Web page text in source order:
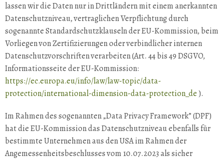
lassen wir die Daten nur in Drittländern mit einem anerkannten
Datenschutzniveau, vertraglichen Verpflichtung durch
sogenannte Standardschutzklauseln der EU-Kommission, beim
Vorliegen von Zertifizierungen oder verbindlicher internen
Datenschutzvorschriften verarbeiten (Art. 44 bis 49 DSGVO,
Informationsseite der EU-Kommission:
https://ec.europa.eu/info/law/law-topic/data-
protection/international-dimension-data-protection_de).
Im Rahmen des sogenannten „Data Privacy Framework” (DPF)
hat die EU-Kommission das Datenschutzniveau ebenfalls für
bestimmte Unternehmen aus den USA im Rahmen der
Angemessenheitsbeschlusses vom 10.07.2023 als sicher